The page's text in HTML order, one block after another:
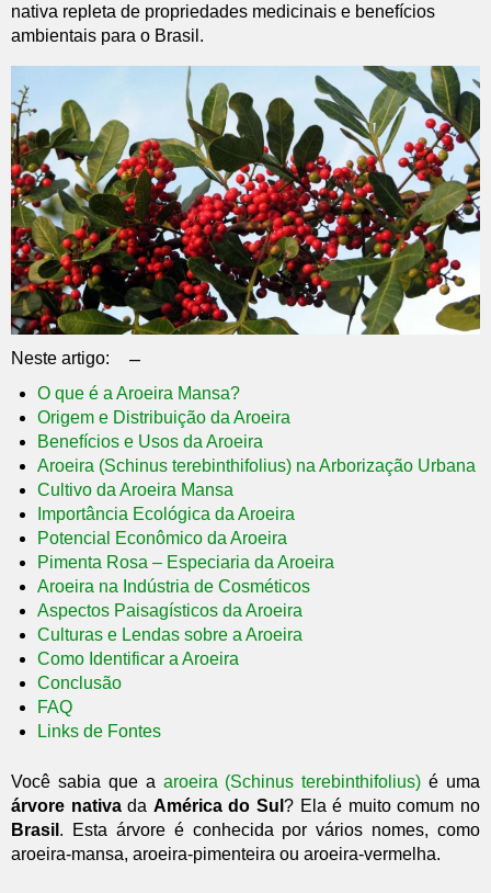
nativa repleta de propriedades medicinais e benefícios
ambientais para o Brasil.
Neste artigo: –
O que é a Aroeira Mansa?
Origem e Distribuição da Aroeira
Benefícios e Usos da Aroeira
Aroeira (Schinus terebinthifolius) na Arborização Urbana
Cultivo da Aroeira Mansa
Importância Ecológica da Aroeira
Potencial Econômico da Aroeira
Pimenta Rosa – Especiaria da Aroeira
Aroeira na Indústria de Cosméticos
Aspectos Paisagísticos da Aroeira
Culturas e Lendas sobre a Aroeira
Como Identificar a Aroeira
Conclusão
FAQ
Links de Fontes
Você sabia que a aroeira (Schinus terebinthifolius) é uma
árvore nativada América do Sul? Ela é muito comum no
Brasil . Esta árvore é conhecida por vários nomes, como
aroeira-mansa, aroeira-pimenteira ou aroeira-vermelha.